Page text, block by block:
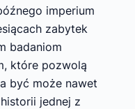
imperium
zabytek
badaniom
które pozwolą
być może nawet
jednej z